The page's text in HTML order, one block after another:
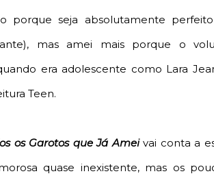
porque seja absolutamente
mas amei mais porque o
era adolescente como Lara
Teen.
os Garotos que Já Ameivai conta a
quase inexistente, mas os